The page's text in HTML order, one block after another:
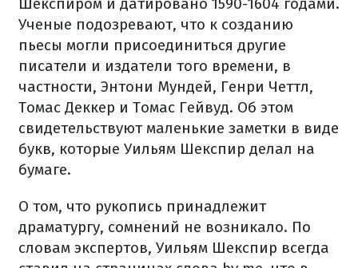
Ученые подозревают, что к созданию
пьесы могли присоединиться другие
писатели и издатели того времени, в
частности, Энтони Мундей, Генри Четтл,
Томас Деккер и Томас Гейвуд. Об этом
свидетельствуют маленькие заметки в виде
букв, которые Уильям Шекспир делал на
бумаге.
О том, что рукопись принадлежит
драматургу, сомнений не возникало. По
словам экспертов, Уильям Шекспир всегда